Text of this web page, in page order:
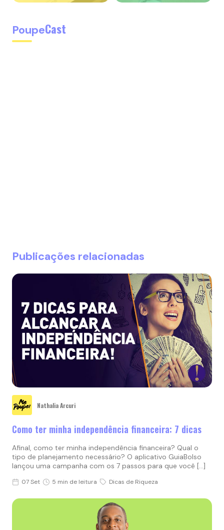
PoupeCast
Publicações relacionadas
Nathalia Arcuri
Como ter minha independência financeira: 7 dicas
Afinal, como ter minha independência financeira? Qual o
tipo de planejamento necessário? O aplicativo GuiaBolso
lançou uma campanha com os 7 passos para que você […]
07 Set 5 min de leitura Dicas de Riqueza